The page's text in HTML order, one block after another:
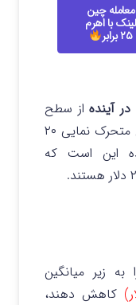
معامله چین
لینک با اهرم
۲۵ برابر
آیندهاز سطح
فعلی کاهش یابد و به زیر میانگین متحرک نمایی ۲۰
این است که
به زیر میانگین
کاهش دهند،